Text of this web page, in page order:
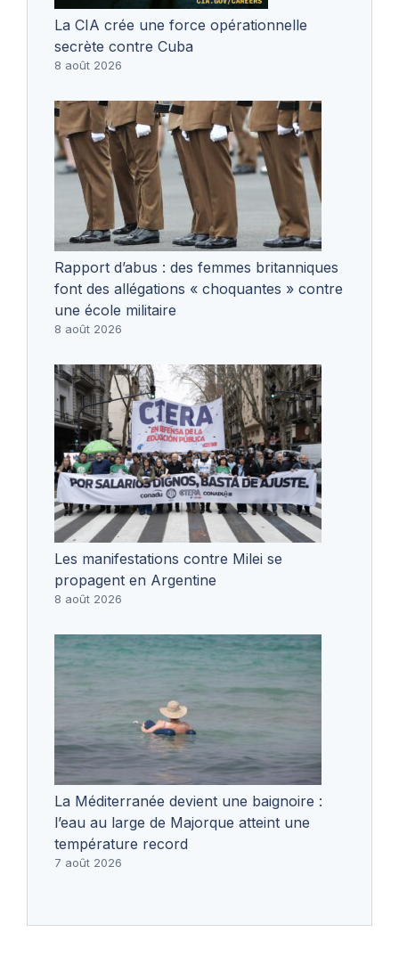
La CIA crée une force opérationnelle
secrète contre Cuba
8 août 2026
Rapport d’abus : des femmes britanniques
font des allégations « choquantes » contre
une école militaire
8 août 2026
Les manifestations contre Milei se
propagent en Argentine
8 août 2026
La Méditerranée devient une baignoire :
l’eau au large de Majorque atteint une
température record
7 août 2026